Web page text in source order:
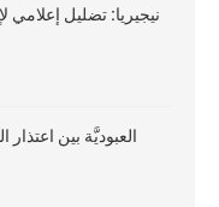
نيجيريا: تضليل إعلامي
العبوديَّة بين